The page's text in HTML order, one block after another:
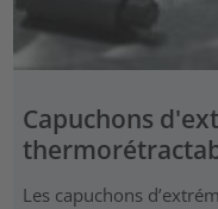
Capuchons
Les capuchons